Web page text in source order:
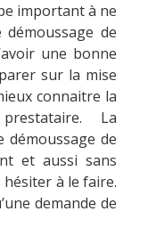
important à ne
de
une bonne
sur la mise
connaitre la
La
démoussage de
et aussi sans
à le faire.
demande de